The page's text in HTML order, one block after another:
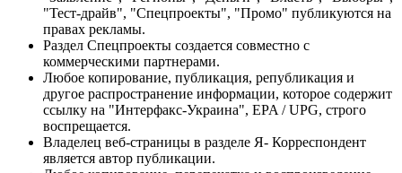
"Тест-драйв", "Спецпроекты", "Промо" публикуются на
правах рекламы.
Раздел Спецпроекты создается совместно с
коммерческими партнерами.
Любое копирование, публикация, републикация и
другое распространение информации, которое содержит
ссылку на "Интерфакс-Украина", EPA / UPG, строго
воспрещается.
Владелец веб-страницы в разделе Я- Корреспондент
является автор публикации.